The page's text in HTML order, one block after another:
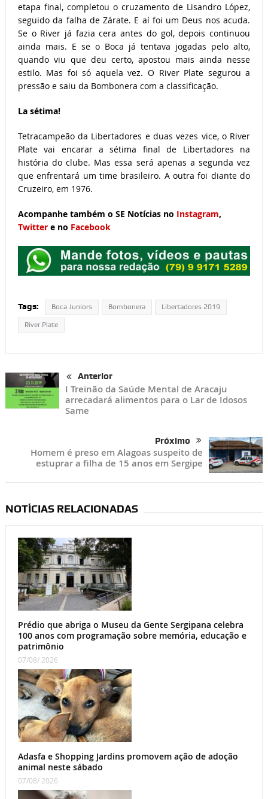
etapa final, completou o cruzamento de Lisandro López,
seguido da falha de Zárate. E aí foi um Deus nos acuda.
Se o River já fazia cera antes do gol, depois continuou
ainda mais. E se o Boca já tentava jogadas pelo alto,
quando viu que deu certo, apostou mais ainda nesse
estilo. Mas foi só aquela vez. O River Plate segurou a
pressão e saiu da Bombonera com a classificação.
La sétima!
Tetracampeão da Libertadores e duas vezes vice, o River
Plate vai encarar a sétima final de Libertadores na
história do clube. Mas essa será apenas a segunda vez
que enfrentará um time brasileiro. A outra foi diante do
Cruzeiro, em 1976.
Acompanhe também o SE Notícias no Instagram,
Twittere no Facebook
Tags: Boca Juniors Bombonera Libertadores 2019
River Plate
Anterior
I Treinão da Saúde Mental de Aracaju
arrecadará alimentos para o Lar de Idosos
Same
Próximo
Homem é preso em Alagoas suspeito de
estuprar a filha de 15 anos em Sergipe
NOTÍCIAS RELACIONADAS
Prédio que abriga o Museu da Gente Sergipana celebra
100 anos com programação sobre memória, educação e
patrimônio
07/08/ 2026
Adasfa e Shopping Jardins promovem ação de adoção
animal neste sábado
07/08/ 2026